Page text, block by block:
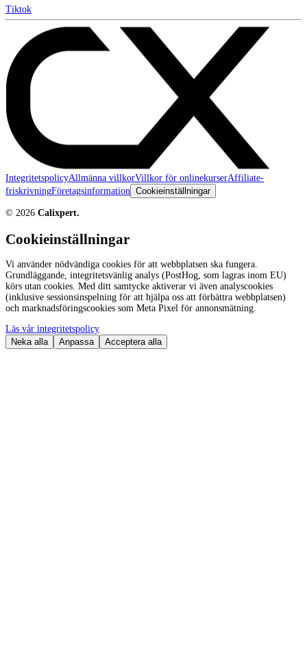
Tiktok
IntegritetspolicyAllmänna villkorVillkor för onlinekurserAffiliate-
friskrivningFöretagsinformation Cookieinställningar
© 2026 Calixpert.
Cookieinställningar
Vi använder nödvändiga cookies för att webbplatsen ska fungera.
Grundläggande, integritetsvänlig analys (PostHog, som lagras inom EU)
körs utan cookies. Med ditt samtycke aktiverar vi även analyscookies
(inklusive sessionsinspelning för att hjälpa oss att förbättra webbplatsen)
och marknadsföringscookies som Meta Pixel för annonsmätning.
Läs vår integritetspolicy
Neka alla
Anpassa Acceptera alla